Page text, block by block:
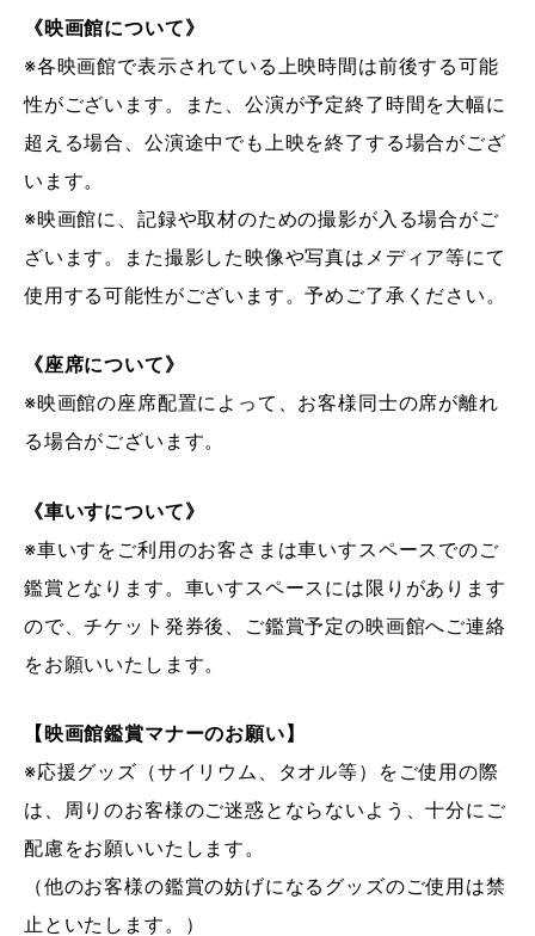
《映画館について》
※各映画館で表示されている上映時間は前後する可能
性がございます。また、公演が予定終了時間を大幅に
超える場合、公演途中でも上映を終了する場合がござ
います。
※映画館に、記録や取材のための撮影が入る場合がご
ざいます。また撮影した映像や写真はメディア等にて
使用する可能性がございます。予めご了承ください。
《座席について》
※映画館の座席配置によって、お客様同士の席が離れ
る場合がございます。
《車いすについて》
※車いすをご利用のお客さまは車いすスペースでのご
鑑賞となります。車いすスペースには限りがあります
ので、チケット発券後、ご鑑賞予定の映画館へご連絡
をお願いいたします。
【映画館鑑賞マナーのお願い】
※応援グッズ（サイリウム、タオル等）をご使用の際
は、周りのお客様のご迷惑とならないよう、十分にご
配慮をお願いいたします。
（他のお客様の鑑賞の妨げになるグッズのご使用は禁
止といたします。）